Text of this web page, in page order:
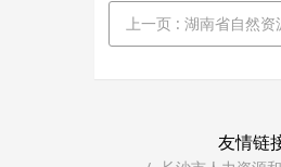
上一页 : 湖南省自然资源厅
友情链